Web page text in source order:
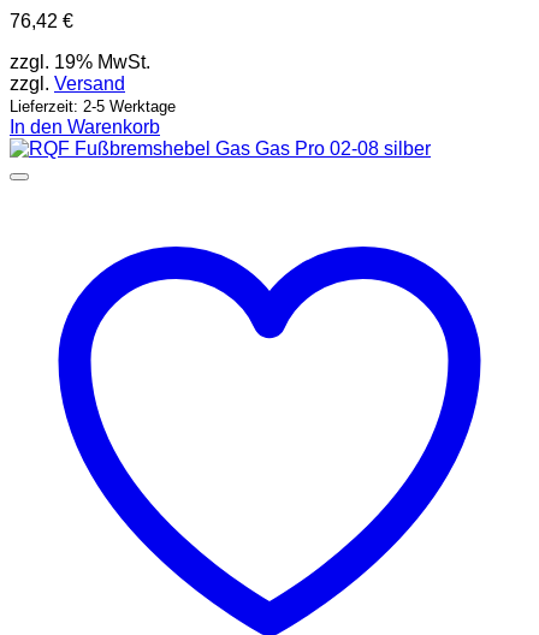
76,42 €
zzgl. 19% MwSt.
zzgl. Versand
Lieferzeit: 2-5 Werktage
In den Warenkorb